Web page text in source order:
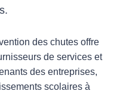
sociaux
12
1
4
des chutes offre
de services et
des entreprises,
scolaires à